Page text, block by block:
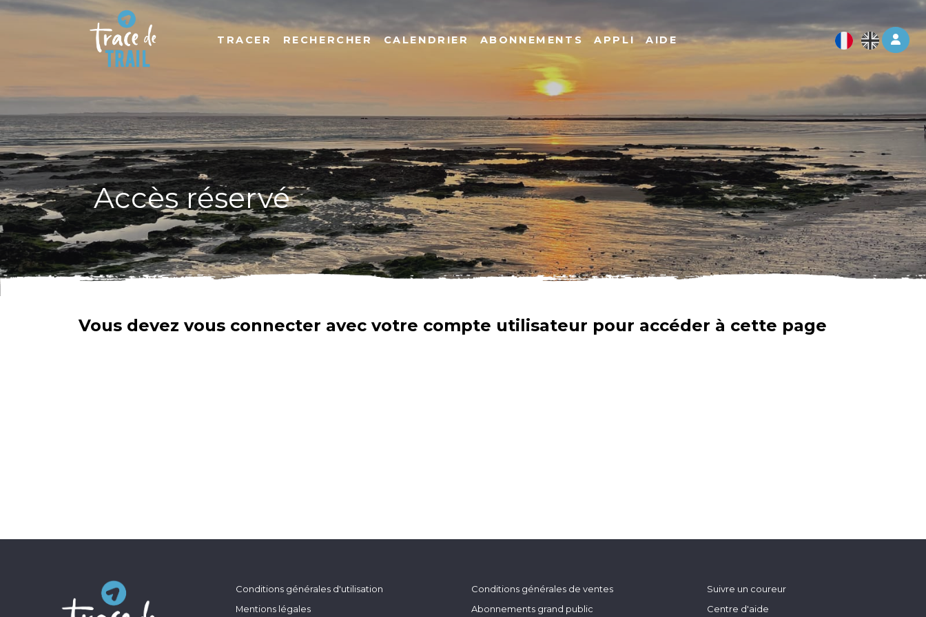
Log
TRACER RECHERCHER CALENDRIER ABONNEMENTS APPLI AIDE
Accès réservé
Vous devez vous connecter avec votre compte utilisateur pour accéder à cette page
Conditions générales d'utilisation
Mentions légales
Conditions générales de ventes
Abonnements grand public
Suivre un coureur
Centre d'aide